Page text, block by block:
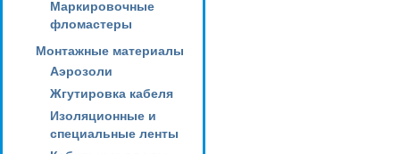
Маркировочные
фломастеры
Монтажные материалы
Аэрозоли
Жгутировка кабеля
Изоляционные и
специальные ленты